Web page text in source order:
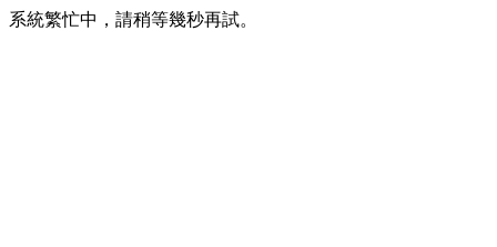
系統繁忙中，請稍等幾秒再試。